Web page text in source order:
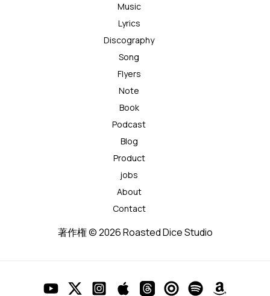
Music
Lyrics
Discography
Song
Flyers
Note
Book
Podcast
Blog
Product
jobs
About
Contact
著作権 © 2026 Roasted Dice Studio